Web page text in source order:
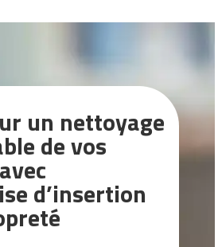
un nettoyage
de vos
d’insertion